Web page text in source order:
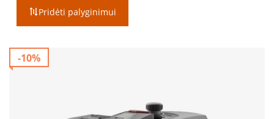
was:
€1,299.00.
Pridėti palyginimui
-10%